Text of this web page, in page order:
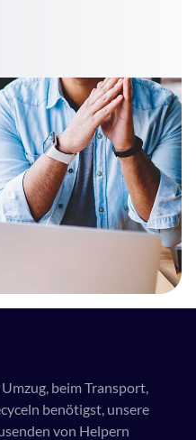
beim Transport,
benötigst, unsere
von Helpern